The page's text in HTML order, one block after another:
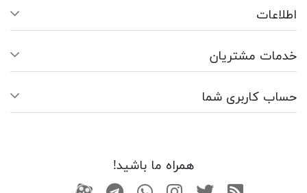
اطلاعات
خدمات مشتریان
حساب کاربری شما
همراه ما باشید!